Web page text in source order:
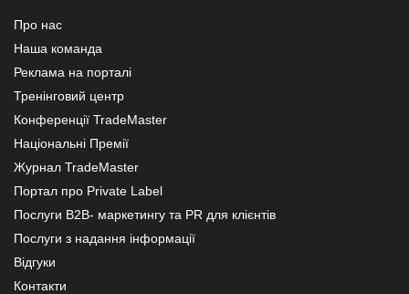
Про нас
Наша команда
Реклама на порталі
Тренінговий центр
Конференції TradeMaster
Національні Премії
Журнал TradeMaster
Портал про Private Label
Послуги В2В- маркетингу та PR для клієнтів
Послуги з надання інформації
Відгуки
Контакти